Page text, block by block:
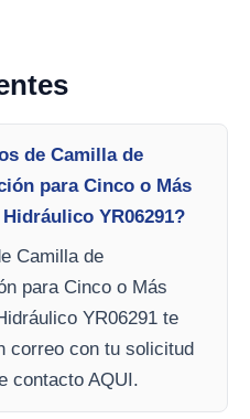
de Camilla de
para Cinco o Más
YR06291?
Camilla de
para Cinco o Más
YR06291 te
correo con tu solicitud
contacto AQUI.